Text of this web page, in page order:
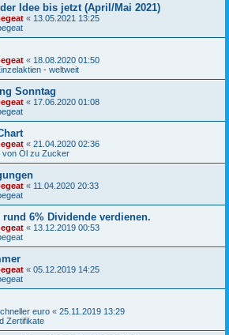
Idee bis jetzt (April/Mai 2021)
« 13.05.2021 13:25
« 18.08.2020 01:50
- weltweit
Sonntag
« 17.06.2020 01:08
« 21.04.2020 02:36
von Öl zu Zucker
« 11.04.2020 20:33
6% Dividende verdienen.
« 13.12.2019 00:53
« 05.12.2019 14:25
euro « 25.11.2019 13:29
Zertifikate